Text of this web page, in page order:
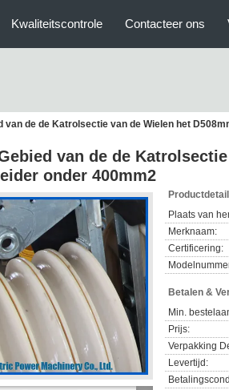
Kwaliteitscontrole Contacteer ons
van de de Katrolsectie van de Wielen het
van de de
onder 400mm2
Plaats van
Merknaam:
Certificering:
Betalen &
Min.
Prijs:
Verpakking
Levertijd: